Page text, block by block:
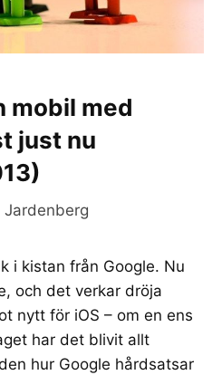
mobil med
just nu
Jardenberg
i kistan från Google. Nu
och det verkar dröja
nytt för iOS – om en ens
har det blivit allt
hur Google hårdsatsar